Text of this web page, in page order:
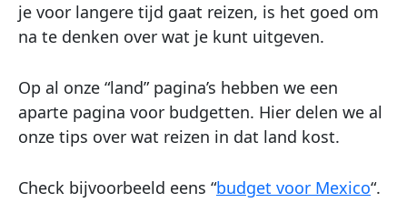
je voor langere tijd gaat reizen, is het goed om
na te denken over wat je kunt uitgeven.
Op al onze “land” pagina’s hebben we een
aparte pagina voor budgetten. Hier delen we al
onze tips over wat reizen in dat land kost.
Check bijvoorbeeld eens “budget voor Mexico“.